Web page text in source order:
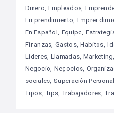
Dinero Empleados
Emprendimiento
En Español Equipo
Finanzas Gastos Habitos
Lideres Llamadas Marketing
Negocio Negocios
sociales Superación Personal
Tipos Tips Trabajadores